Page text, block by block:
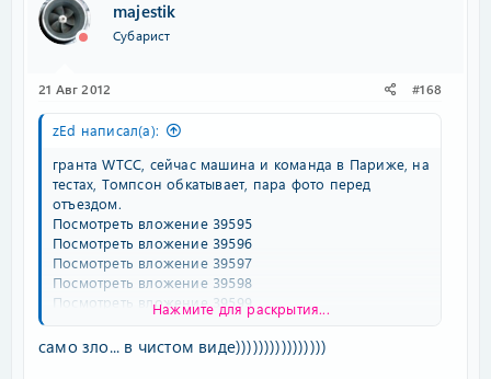
majestik
Субарист
21 Авг 2012 #168
zEd написал(а):
гранта WTCC, сейчас машина и команда в Париже, на
тестах, Томпсон обкатывает, пара фото перед
отъездом.
Посмотреть вложение 39595
Посмотреть вложение 39596
Посмотреть вложение 39597
Посмотреть вложение 39598
Посмотреть вложение 39599
кулак, цена голого около ста тыр..
Посмотреть вложение 39600
Нажмите для раскрытия...
само зло... в чистом виде))))))))))))))))